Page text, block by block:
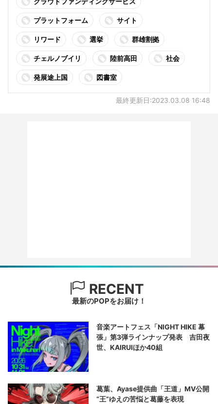
プラットフォーム サイト
リワード 選挙 群雄割拠
チェルノブイリ 陸前高田 社会
発展途上国 図書室
最終更新日:2023.03.08 16:48
RECENT
最新のPOPをお届け！
音楽アートフェス「NIGHT HIKE 幕
張」第3弾ラインナップ発表 吉田夜
世、KAIRUIほか40組
葛葉、Ayase提供曲「王道」MV公開
“王”ゆえの苦悩と葛藤を表現